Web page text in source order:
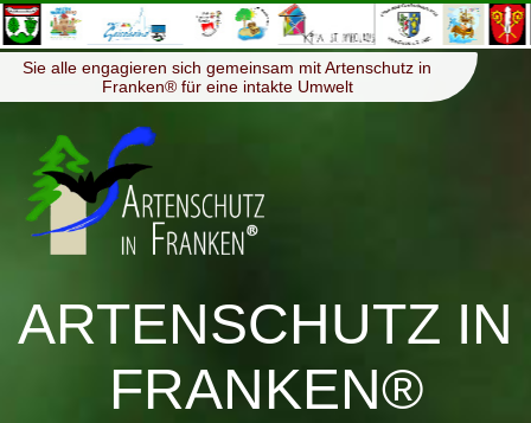
Menü ≡
Sie alle engagieren sich gemeinsam mit Artenschutz in
Franken® für eine intakte Umwelt
ARTENSCHUTZ IN
FRANKEN®